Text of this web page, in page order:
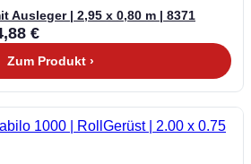
Ausleger | 2,95 x 0,80 m | 8371
€
Zum Produkt ›